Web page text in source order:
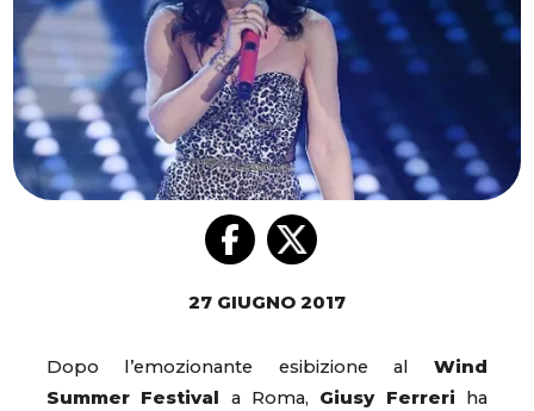
27 GIUGNO 2017
Dopo l’emozionante esibizione al Wind
Summer Festival
a Roma, Giusy Ferreri ha